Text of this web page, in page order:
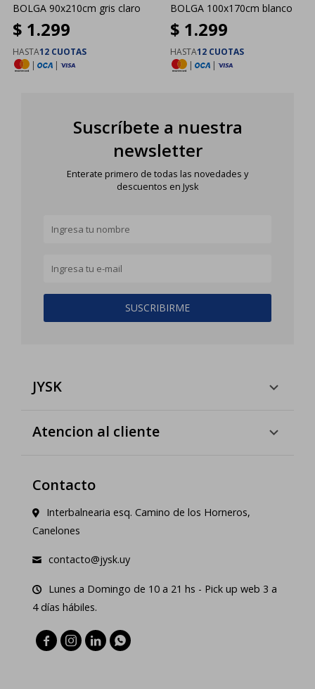
BOLGA 90x210cm gris claro
$ 1.299
HASTA12 CUOTAS
|
|
BOLGA 100x170cm blanco
$ 1.299
HASTA12 CUOTAS
|
|
Suscríbete a nuestra
newsletter
Enterate primero de todas las novedades y
descuentos en Jysk
SUSCRIBIRME
JYSK
Atencion al cliente
Contacto
Interbalnearia esq. Camino de los Horneros,
Canelones
contacto@jysk.uy
Lunes a Domingo de 10 a 21 hs - Pick up web 3 a
4 días hábiles.
   